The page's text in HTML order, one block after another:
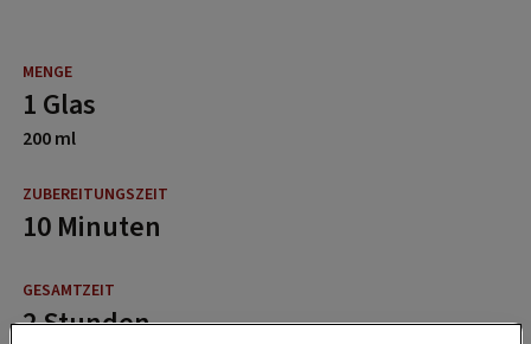
1 Glas
200 ml
10 Minuten
2 Stunden